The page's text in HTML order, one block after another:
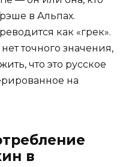
в Альпах.
как «грек».
нет точного значения,
что это русское
на
в